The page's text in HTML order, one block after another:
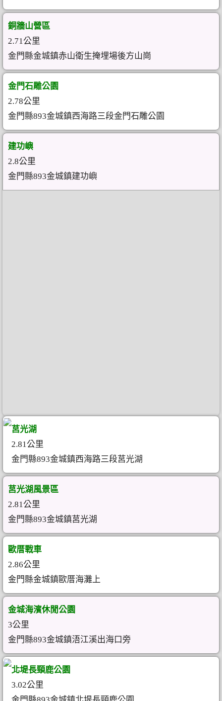
銅牆山營區
2.71公里
金門縣金城鎮赤山衛生掩埋場後方山崗
金門石雕公園
2.78公里
金門縣893金城鎮西海路三段金門石雕公園
建功嶼
2.8公里
金門縣893金城鎮建功嶼
莒光湖
2.81公里
金門縣893金城鎮西海路三段莒光湖
莒光湖風景區
2.81公里
金門縣893金城鎮莒光湖
歐厝戰車
2.86公里
金門縣金城鎮歐厝海灘上
金城海濱休閒公園
3公里
金門縣893金城鎮浯江溪出海口旁
北堤長頸鹿公園
3.02公里